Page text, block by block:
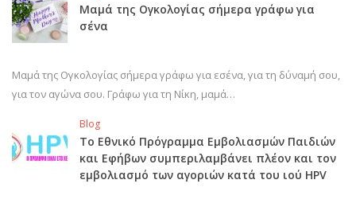
Μαμά της Ογκολογίας σήμερα γράφω για
σένα
Μαμά της Ογκολογίας σήμερα γράφω για εσένα, για τη δύναμή σου,
για τον αγώνα σου. Γράφω για τη Νίκη, μαμά…
Blog
Το Εθνικό Πρόγραμμα Εμβολιασμών Παιδιών
και Εφήβων συμπεριλαμβάνει πλέον και τον
εμβολιασμό των αγοριών κατά του ιού HPV